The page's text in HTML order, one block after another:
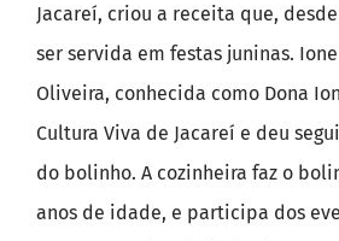
Jacareí, criou a receita que,
ser servida em festas juninas.
Oliveira, conhecida como Dona
Cultura Viva de Jacareí e deu
do bolinho. A cozinheira faz o
anos de idade, e participa dos